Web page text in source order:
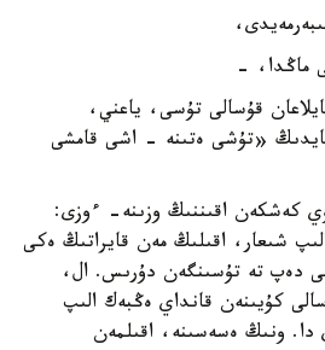
ماڭدا، -
قۇسالى تۇسى، ياعني،
«تۇشى ەتىنە - اشى قامشى
كەشكەن اقىننىڭ وزىنە- ءوزى:
شىعار، اقىلىڭ مەن قايراتىڭ ەكى
دەپ تە تۇسىنگەن دۇرىس. ال،
كۇيىنەن قانداي ەڭبەك الىپ
ونىڭ ەسەسىنە، اقىلمەن